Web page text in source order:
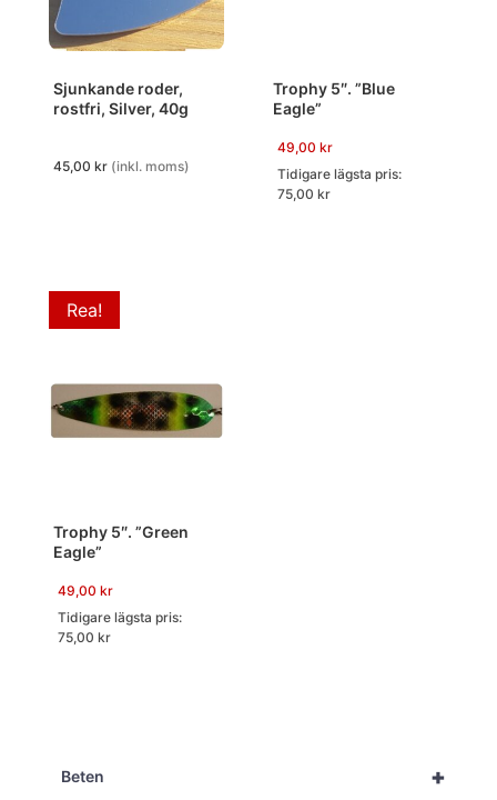
Sjunkande roder,
rostfri, Silver, 40g
45,00 kr (inkl. moms)
Trophy 5″. ”Blue
Eagle”
49,00 kr
Tidigare lägsta pris:
75,00 kr
Rea!
Trophy 5″. ”Green
Eagle”
49,00 kr
Tidigare lägsta pris:
75,00 kr
+
Beten